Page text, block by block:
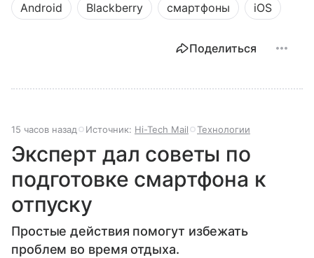
Android Blackberry смартфоны iOS
Поделиться
15 часов назад Источник: Hi-Tech Mail Технологии
Эксперт дал советы по
подготовке смартфона к
отпуску
Простые действия помогут избежать
проблем во время отдыха.